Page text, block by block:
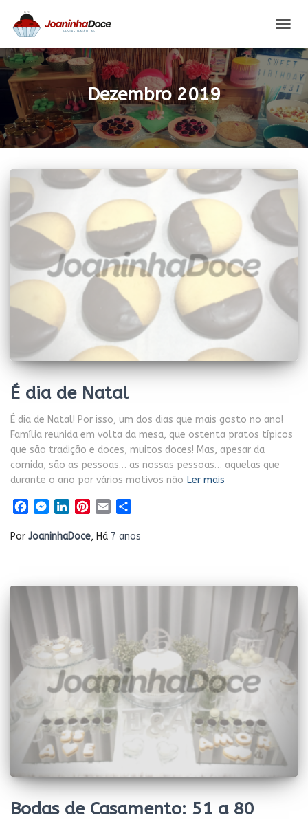
A
Dezembro 2019
É dia de Natal
É dia de Natal! Por isso, um dos dias que mais gosto no ano!
Família reunida em volta da mesa, que ostenta pratos típicos
que são tradição e doces, muitos doces! Mas, apesar da
comida, são as pessoas… as nossas pessoas… aquelas que
durante o ano por vários motivos não Ler mais
Facebook
Messenger
LinkedInPinterest
Email
Por JoaninhaDoce, Há 7 anos
Bodas de Casamento: 51 a 80